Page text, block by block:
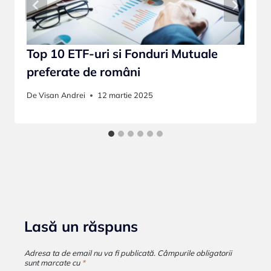
Top 10 ETF-uri si Fonduri Mutuale
preferate de români
DeVisan Andrei 12 martie 2025
Lasă un răspuns
Adresa ta de email nu va fi publicată. Câmpurile obligatorii
sunt marcate cu *